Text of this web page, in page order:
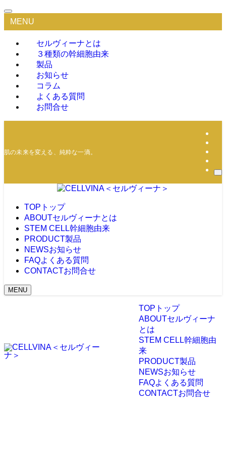
MENU
セルヴィーナとは
３種類の幹細胞由来
製品
お知らせ
コラム
よくある質問
お問合せ
肌の未来を変える、純粋な一滴。
TOP トップ
ABOUTセルヴィーナとは
STEM CELL幹細胞由来
PRODUCT製品
NEWSお知らせ
FAQよくある質問
CONTACTお問合せ
MENU
TOP トップ
ABOUTセルヴィーナ
とは
STEM CELL幹細胞由
来
PRODUCT製品
NEWSお知らせ
FAQよくある質問
CONTACTお問合せ